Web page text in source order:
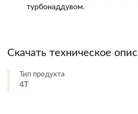
турбонаддувом.
Скачать техническое
Тип продукта
4T